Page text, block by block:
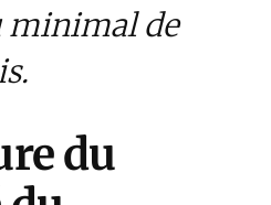
minimal de
du